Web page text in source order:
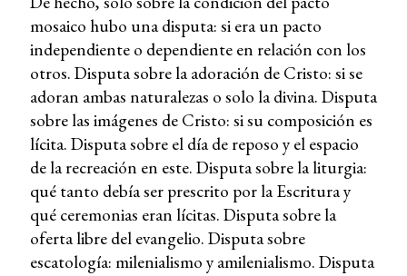
mosaico hubo una disputa: si era un pacto
independiente o dependiente en relación con los
otros. Disputa sobre la adoración de Cristo: si se
adoran ambas naturalezas o solo la divina. Disputa
sobre las imágenes de Cristo: si su composición es
lícita. Disputa sobre el día de reposo y el espacio
de la recreación en este. Disputa sobre la liturgia:
qué tanto debía ser prescrito por la Escritura y
qué ceremonias eran lícitas. Disputa sobre la
oferta libre del evangelio. Disputa sobre
escatología: milenialismo y amilenialismo. Disputa